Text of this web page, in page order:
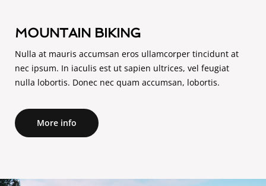
MOUNTAIN BIKING
Nulla at mauris accumsan eros ullamcorper tincidunt at
nec ipsum. In iaculis est ut sapien ultrices, vel feugiat
nulla lobortis. Donec nec quam accumsan, lobortis.
More info